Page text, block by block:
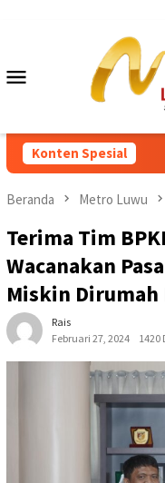
Mobile
Konten Spesial
Beranda Metro Luwu
Terima Tim
Wacanakan
Miskin Dirumah
Rais
Februari 27, 2024
1420